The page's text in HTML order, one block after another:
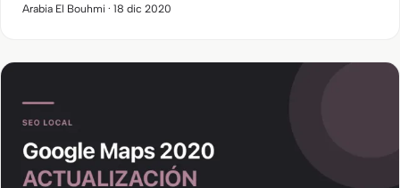
abrigo. Instagram y su Marketplace, Facebook, Messenger y
Arabia El Bouhmi · 18 dic 2020